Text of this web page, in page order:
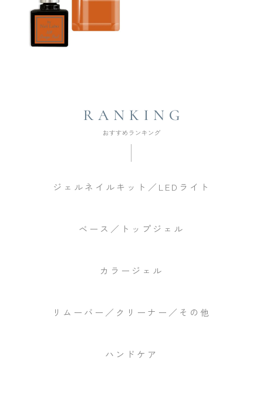
ジェルネイルキット／LEDライト
ベース／トップジェル
カラージェル
リムーバー／クリーナー／その他
ハンドケア